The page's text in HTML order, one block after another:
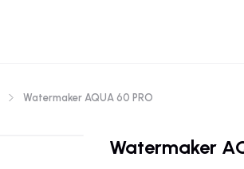
Watermaker AQUA 60 PRO
Watermaker